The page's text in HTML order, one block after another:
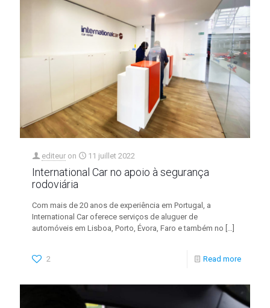
editeur on 11 juillet 2022
International Car no apoio à segurança
rodoviária
Com mais de 20 anos de experiência em Portugal, a
International Car oferece serviços de aluguer de
automóveis em Lisboa, Porto, Évora, Faro e também no […]
2 Read more